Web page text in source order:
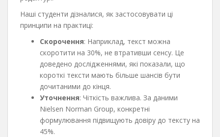
Наші студенти дізналися, як застосовувати ці
принципи на практиці:
Скорочення: Наприклад, текст можна
скоротити на 30%, не втративши сенсу. Це
доведено дослідженнями, які показали, що
короткі тексти мають більше шансів бути
дочитаними до кінця.
Уточнення: Чіткість важлива. За даними
Nielsen Norman Group, конкретні
формулювання підвищують довіру до тексту на
45%.